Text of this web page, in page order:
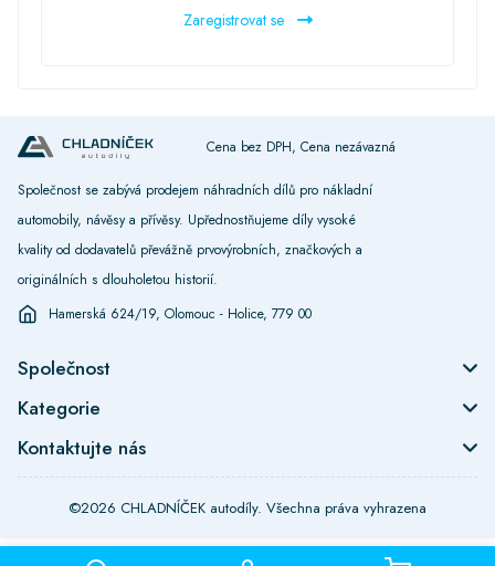
Zaregistrovat se
Cena bez DPH, Cena nezávazná
Společnost se zabývá prodejem náhradních dílů pro nákladní
automobily, návěsy a přívěsy. Upřednostňujeme díly vysoké
kvality od dodavatelů převážně prvovýrobních, značkových a
originálních s dlouholetou historií.
Hamerská 624/19, Olomouc - Holice, 779 00
Společnost
Kategorie
Kontaktujte nás
©2026 CHLADNÍČEK autodíly. Všechna práva vyhrazena